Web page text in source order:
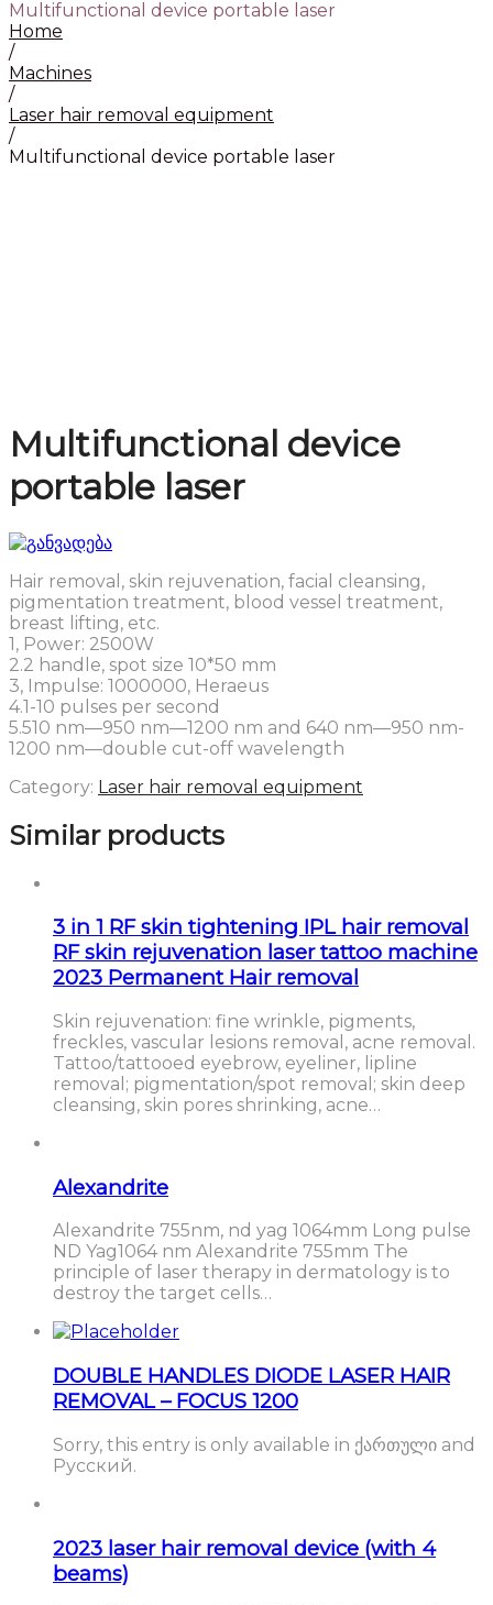
Multifunctional device portable laser
Home
/
Machines
/
Laser hair removal equipment
/
Multifunctional device portable laser
Multifunctional device
portable laser
Hair removal, skin rejuvenation, facial cleansing,
pigmentation treatment, blood vessel treatment,
breast lifting, etc.
1, Power: 2500W
2.2 handle, spot size 10*50 mm
3, Impulse: 1000000, Heraeus
4.1-10 pulses per second
5.510 nm—950 nm—1200 nm and 640 nm—950 nm-
1200 nm—double cut-off wavelength
Category: Laser hair removal equipment
Similar products
3 in 1 RF skin tightening IPL hair removal
RF skin rejuvenation laser tattoo machine
2023 Permanent Hair removal
Skin rejuvenation: fine wrinkle, pigments,
freckles, vascular lesions removal, acne removal.
Tattoo/tattooed eyebrow, eyeliner, lipline
removal; pigmentation/spot removal; skin deep
cleansing, skin pores shrinking, acne…
Alexandrite
Alexandrite 755nm, nd yag 1064mm Long pulse
ND Yag1064 nm Alexandrite 755mm The
principle of laser therapy in dermatology is to
destroy the target cells…
DOUBLE HANDLES DIODE LASER HAIR
REMOVAL – FOCUS 1200
Sorry, this entry is only available in ქართული and
Русский.
2023 laser hair removal device (with 4
beams)